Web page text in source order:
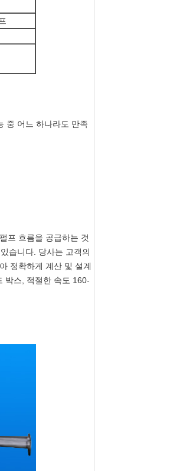
중 어느 하나라도 만족
프 흐름을 공급하는 것
습니다. 당사는 고객의
정확하게 계산 및 설계
박스, 적절한 속도 160-